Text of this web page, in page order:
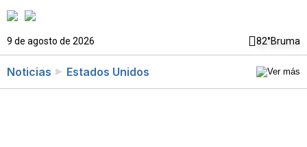
9 de agosto de 2026 82°Bruma
Noticias Estados Unidos